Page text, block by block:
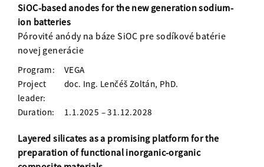
SiOC-based anodes for the new generation sodium-
ion batteries
Pórovité anódy na báze SiOC pre sodíkové batérie
novej generácie
Program:
VEGA
Project
leader:
doc. Ing. Lenčéš Zoltán, PhD.
Duration: 1.1.2025 – 31.12.2028
Layered silicates as a promising platform for the
preparation of functional inorganic-organic